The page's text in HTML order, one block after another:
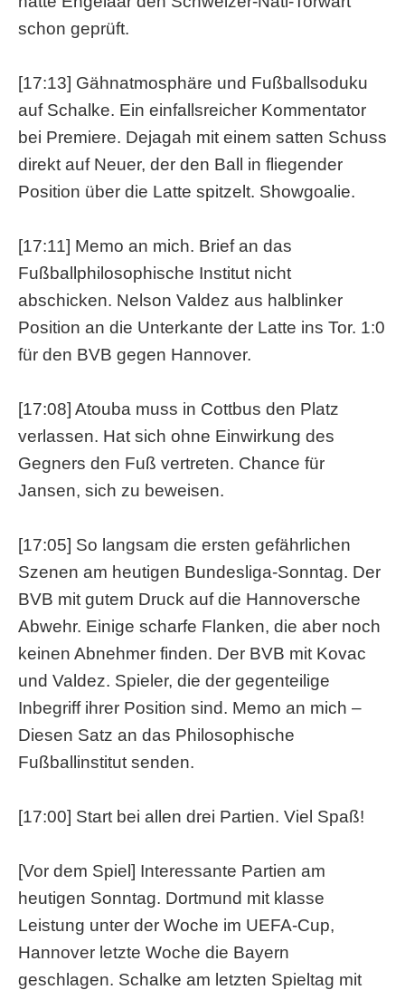
schon geprüft.
[17:13] Gähnatmosphäre und Fußballsoduku
auf Schalke. Ein einfallsreicher Kommentator
bei Premiere. Dejagah mit einem satten Schuss
direkt auf Neuer, der den Ball in fliegender
Position über die Latte spitzelt. Showgoalie.
[17:11] Memo an mich. Brief an das
Fußballphilosophische Institut nicht
abschicken. Nelson Valdez aus halblinker
Position an die Unterkante der Latte ins Tor. 1:0
für den BVB gegen Hannover.
[17:08] Atouba muss in Cottbus den Platz
verlassen. Hat sich ohne Einwirkung des
Gegners den Fuß vertreten. Chance für
Jansen, sich zu beweisen.
[17:05] So langsam die ersten gefährlichen
Szenen am heutigen Bundesliga-Sonntag. Der
BVB mit gutem Druck auf die Hannoversche
Abwehr. Einige scharfe Flanken, die aber noch
keinen Abnehmer finden. Der BVB mit Kovac
und Valdez. Spieler, die der gegenteilige
Inbegriff ihrer Position sind. Memo an mich –
Diesen Satz an das Philosophische
Fußballinstitut senden.
[17:00] Start bei allen drei Partien. Viel Spaß!
[Vor dem Spiel] Interessante Partien am
heutigen Sonntag. Dortmund mit klasse
Leistung unter der Woche im UEFA-Cup,
Hannover letzte Woche die Bayern
geschlagen. Schalke am letzten Spieltag mit